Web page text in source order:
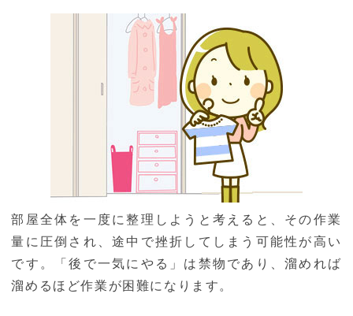
部屋全体を一度に整理しようと考えると、その作業
量に圧倒され、途中で挫折してしまう可能性が高い
です。「後で一気にやる」は禁物であり、溜めれば
溜めるほど作業が困難になります。